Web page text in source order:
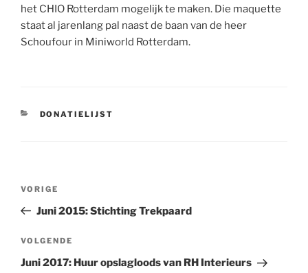
het CHIO Rotterdam mogelijk te maken. Die maquette
staat al jarenlang pal naast de baan van de heer
Schoufour in Miniworld Rotterdam.
CATEGORIEËN
DONATIELIJST
Vorig
bericht
VORIGE
Juni 2015: Stichting Trekpaard
Volgend
bericht
VOLGENDE
Juni 2017: Huur opslagloods van RH Interieurs